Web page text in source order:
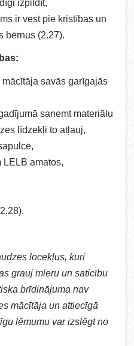
izpildīt,
ir vest pie kristības un
bērnus (2.27).
savās garīgajās
saņemt materiālu
līdzekļi to atļauj,
LELB amatos,
locekļus, kuri
grauj mieru un saticību
brīdinājuma nav
mācītāja un attiecīgā
lēmumu var izslēgt no